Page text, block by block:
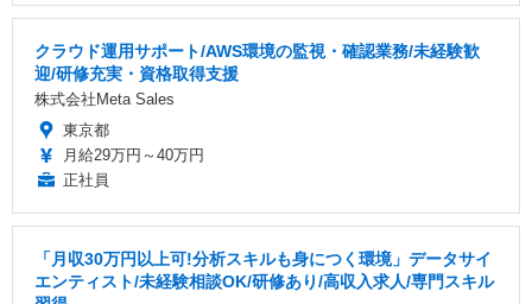
クラウド運用サポート/AWS環境の監視・確認業務/未経験歓
迎/研修充実・資格取得支援
株式会社Meta Sales
東京都
月給29万円～40万円
正社員
「月収30万円以上可!分析スキルも身につく環境」データサイ
エンティスト/未経験相談OK/研修あり/高収入求人/専門スキル